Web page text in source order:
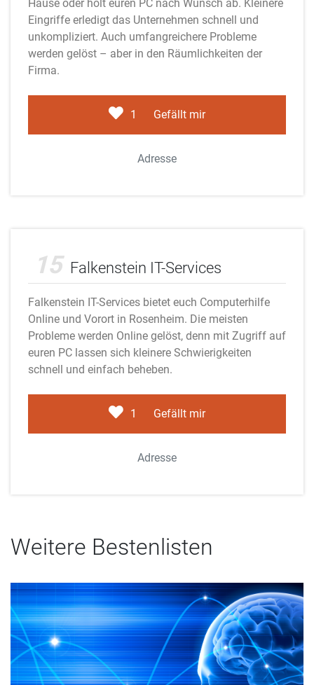
Hause oder holt euren PC nach Wunsch ab. Kleinere
Eingriffe erledigt das Unternehmen schnell und
unkompliziert. Auch umfangreichere Probleme
werden gelöst – aber in den Räumlichkeiten der
Firma.
1 Gefällt mir
Adresse
15 Falkenstein IT-Services
Falkenstein IT-Services bietet euch Computerhilfe
Online und Vorort in Rosenheim. Die meisten
Probleme werden Online gelöst, denn mit Zugriff auf
euren PC lassen sich kleinere Schwierigkeiten
schnell und einfach beheben.
1 Gefällt mir
Adresse
Weitere Bestenlisten